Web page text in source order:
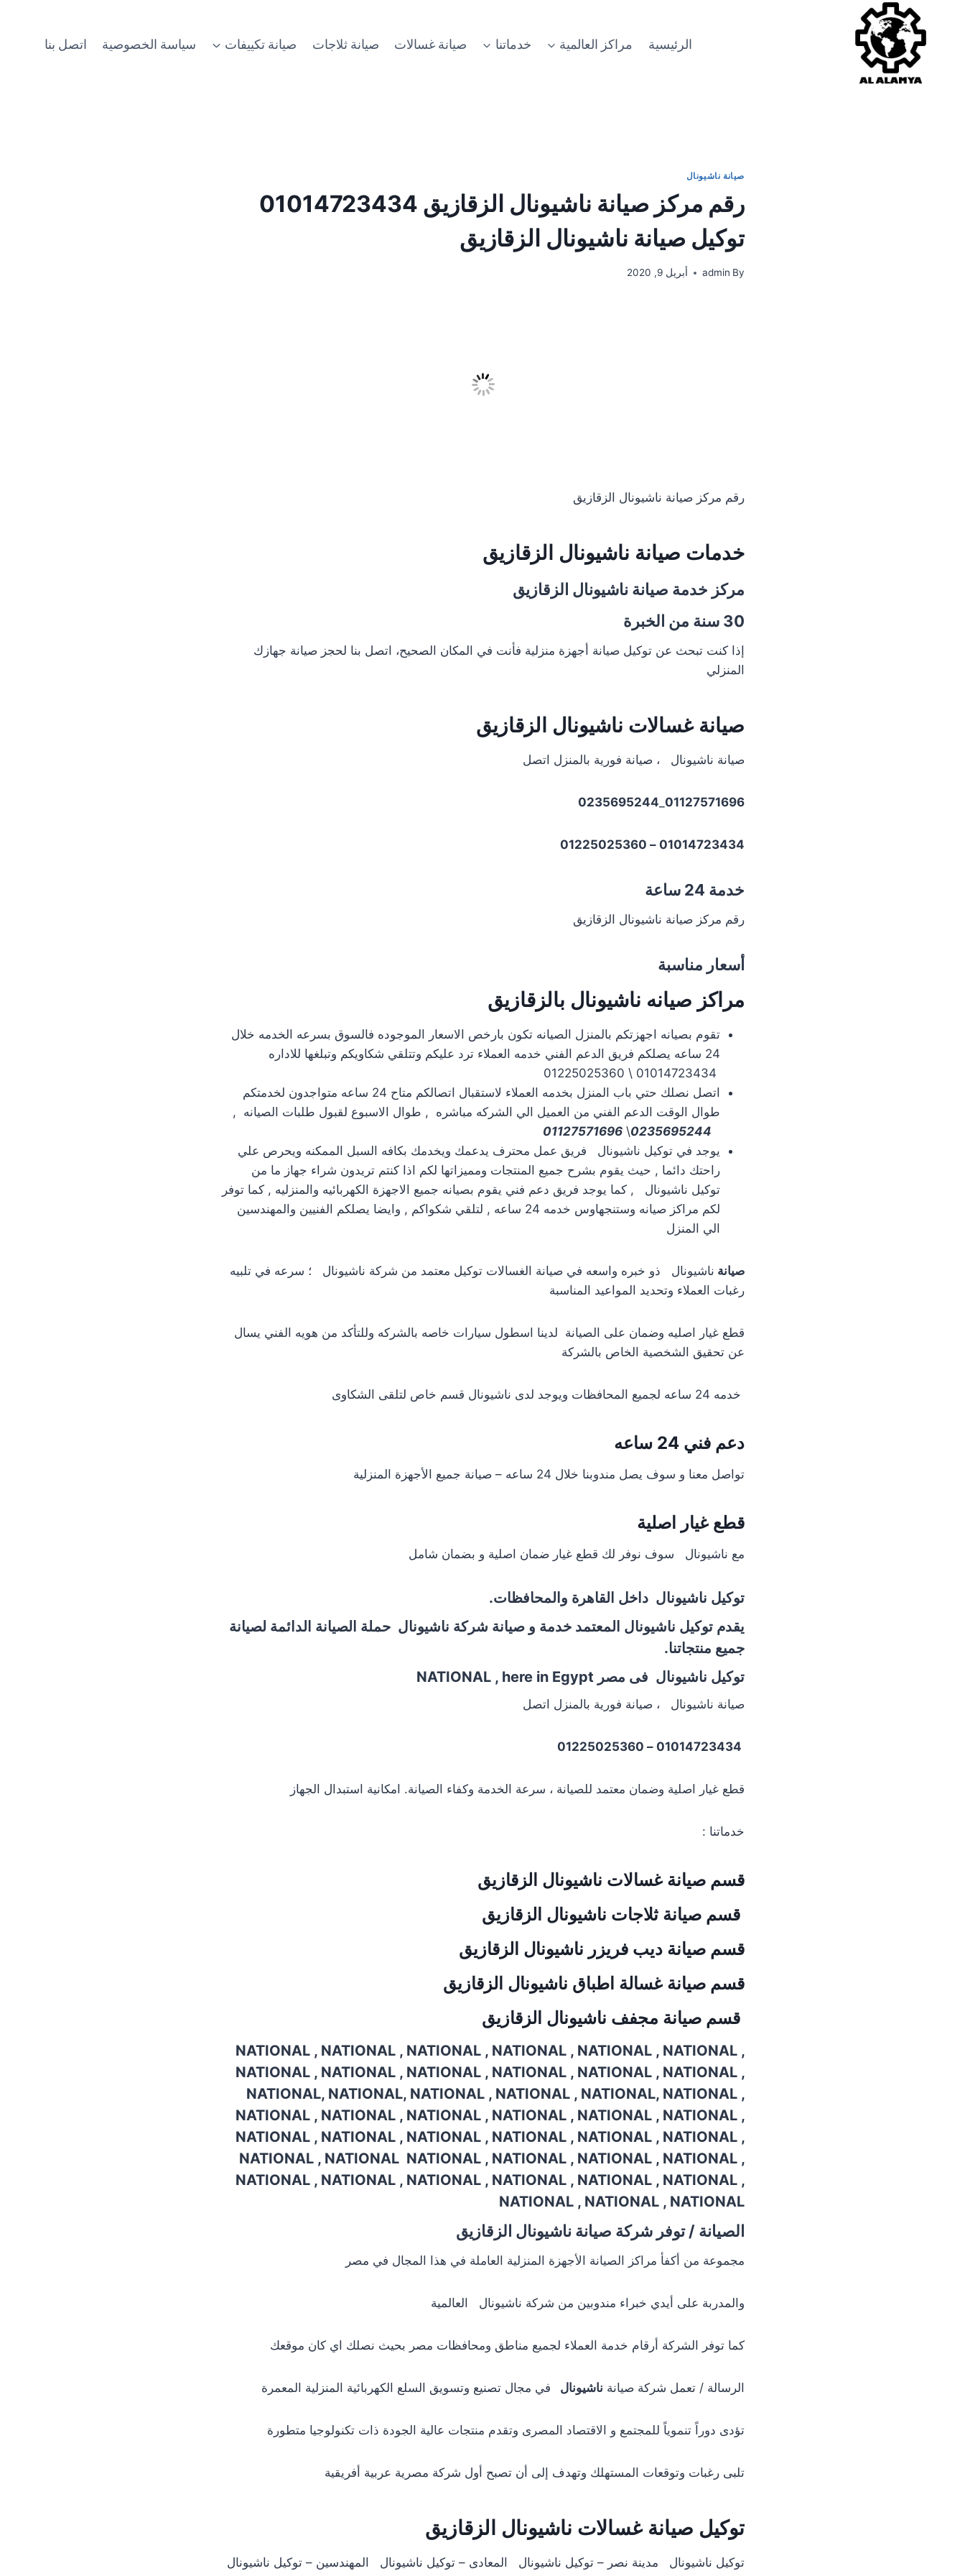
الرئيسية مراكز العالمية خدماتنا صيانة غسالات صيانة ثلاجات صيانة تكييفات سياسة الخصوصية اتصل بنا
صيانة ناشيونال
رقم مركز صيانة ناشيونال الزقازيق 01014723434
توكيل صيانة ناشيونال الزقازيق
By
admin أبريل 9, 2020
رقم مركز صيانة ناشيونال الزقازيق
خدمات صيانة ناشيونال الزقازيق
مركز خدمة صيانة ناشيونال الزقازيق
30 سنة من الخبرة
إذا كنت تبحث عن توكيل صيانة أجهزة منزلية فأنت في المكان الصحيح، اتصل بنا لحجز صيانة جهازك
المنزلي
صيانة غسالات ناشيونال الزقازيق
صيانة ناشيونال ، صيانة فورية بالمنزل اتصل
01127571696
0235695244
01014723434 – 01225025360
خدمة 24 ساعة
رقم مركز صيانة ناشيونال الزقازيق
أسعار مناسبة
مراكز صيانه ناشيونال بالزقازيق
تقوم بصيانه اجهزتكم بالمنزل الصيانه تكون بارخص الاسعار الموجوده فالسوق بسرعه الخدمه خلال
24 ساعه يصلكم فريق الدعم الفني خدمه العملاء ترد عليكم وتتلقي شكاويكم وتبلغها للاداره
اتصل نصلك حتي باب المنزل بخدمه العملاء لاستقبال اتصالكم متاح 24 ساعه متواجدون لخدمتكم
طوال الوقت الدعم الفني من العميل الي الشركه مباشره , طوال الاسبوع لقبول طلبات الصيانه ,
\
01127571696
يوجد في توكيل ناشيونال فريق عمل محترف يدعمك ويخدمك بكافه السبل الممكنه ويحرص علي
راحتك دائما , حيث يقوم بشرح جميع المنتجات ومميزاتها لكم اذا كنتم تريدون شراء جهاز ما من
توكيل ناشيونال , كما يوجد فريق دعم فني يقوم بصيانه جميع الاجهزة الكهربائيه والمنزليه , كما توفر
لكم مراكز صيانه وستنجهاوس خدمه 24 ساعه , لتلقي شكواكم , وايضا يصلكم الفنيين والمهندسين
الي المنزل
صيانة ناشيونال ذو خبره واسعه في صيانة الغسالات توكيل معتمد من شركة ناشيونال ؛ سرعه في تلبيه
رغبات العملاء وتحديد المواعيد المناسبة
قطع غيار اصليه وضمان على الصيانة لدينا اسطول سيارات خاصه بالشركه وللتأكد من هويه الفني يسال
عن تحقيق الشخصية الخاص بالشركة
خدمه 24 ساعه لجميع المحافظات ويوجد لدى ناشيونال قسم خاص لتلقى الشكاوى
دعم فني 24 ساعه
تواصل معنا و سوف يصل مندوبنا خلال 24 ساعه – صيانة جميع الأجهزة المنزلية
قطع غيار اصلية
مع ناشيونال سوف نوفر لك قطع غيار ضمان اصلية و بضمان شامل
توكيل ناشيونال داخل القاهرة والمحافظات.
يقدم توكيل ناشيونال المعتمد خدمة و صيانة شركة ناشيونال حملة الصيانة الدائمة لصيانة
جميع منتجاتنا.
توكيل ناشيونال فى مصر NATIONAL , here in Egypt
صيانة ناشيونال ، صيانة فورية بالمنزل اتصل
قطع غيار اصلية وضمان معتمد للصيانة ، سرعة الخدمة وكفاء الصيانة. امكانية استبدال الجهاز
خدماتنا :
قسم صيانة غسالات ناشيونال الزقازيق
قسم صيانة ثلاجات ناشيونال الزقازيق
قسم صيانة ديب فريزر ناشيونال الزقازيق
قسم صيانة غسالة اطباق ناشيونال الزقازيق
قسم صيانة مجفف ناشيونال الزقازيق
NATIONAL , NATIONAL , NATIONAL , NATIONAL , NATIONAL , NATIONAL ,
NATIONAL , NATIONAL , NATIONAL , NATIONAL , NATIONAL , NATIONAL ,
NATIONAL, NATIONAL, NATIONAL , NATIONAL , NATIONAL, NATIONAL ,
NATIONAL , NATIONAL , NATIONAL , NATIONAL , NATIONAL , NATIONAL ,
NATIONAL , NATIONAL , NATIONAL , NATIONAL , NATIONAL , NATIONAL ,
NATIONAL , NATIONAL NATIONAL , NATIONAL , NATIONAL , NATIONAL ,
NATIONAL , NATIONAL , NATIONAL , NATIONAL , NATIONAL , NATIONAL ,
NATIONAL , NATIONAL , NATIONAL
الصيانة / توفر شركة صيانة ناشيونال الزقازيق
مجموعة من أكفأ مراكز الصيانة الأجهزة المنزلية العاملة في هذا المجال في مصر
والمدربة على أيدي خبراء مندوبين من شركة ناشيونال العالمية
كما توفر الشركة أرقام خدمة العملاء لجميع مناطق ومحافظات مصر بحيث نصلك اي كان موقعك
الرسالة / تعمل شركة صيانة ناشيونال في مجال تصنيع وتسويق السلع الكهربائية المنزلية المعمرة
تؤدى دوراً تنموياً للمجتمع و الاقتصاد المصرى وتقدم منتجات عالية الجودة ذات تكنولوجيا متطورة
تلبى رغبات وتوقعات المستهلك وتهدف إلى أن تصبح أول شركة مصرية عربية أفريقية
توكيل صيانة غسالات ناشيونال الزقازيق
توكيل ناشيونال مدينة نصر – توكيل ناشيونال المعادى – توكيل ناشيونال المهندسين – توكيل ناشيونال